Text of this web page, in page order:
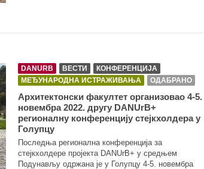
DANURB ВЕСТИ
КОНФЕРЕНЦИЈА
МЕЂУНАРОДНА ИСТРАЖИВАЊА
ОДАБРАНО
Архитектонски факултет организовао 4-5.
новембра 2022. другу DANUrB+
регионалну конференцију стејкхолдера у
Голупцу
Последња регионална конференција за
стејкхолдере пројекта DANUrB+ у средњем
Подунављу одржана је у Голупцу 4-5. новембра